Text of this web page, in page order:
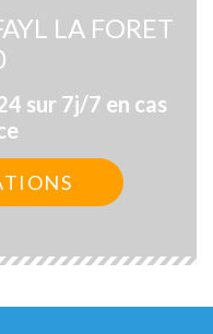
LA FORET
sur 7j/7 en cas